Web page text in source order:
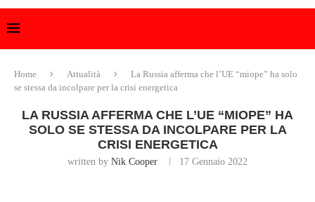
Home Attualità
La Russia afferma che l’UE “miope” ha solo
se stessa da incolpare per la crisi energetica
LA RUSSIA AFFERMA CHE L’UE “MIOPE” HA
SOLO SE STESSA DA INCOLPARE PER LA
CRISI ENERGETICA
written by Nik Cooper 17 Gennaio 2022